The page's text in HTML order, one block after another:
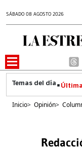
SÁBADO 08 AGOSTO 2026
Inicio> Opinión>